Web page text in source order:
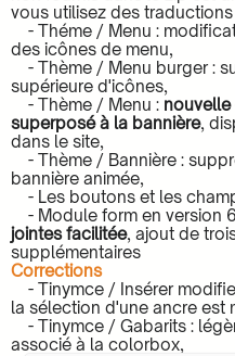
vous utilisez des
- Théme / Menu :
des icônes de menu,
- Thème / Menu burger :
supérieure d'icônes,
- Thème / Menu :
superposé à la bannière,
dans le site,
- Thème / Bannière :
bannière animée,
- Les boutons et les
- Module form en version
jointes facilitée, ajout de
supplémentaires
Corrections
- Tinymce / Insérer
la sélection d'une ancre est
- Tinymce / Gabarits :
associé à la colorbox,